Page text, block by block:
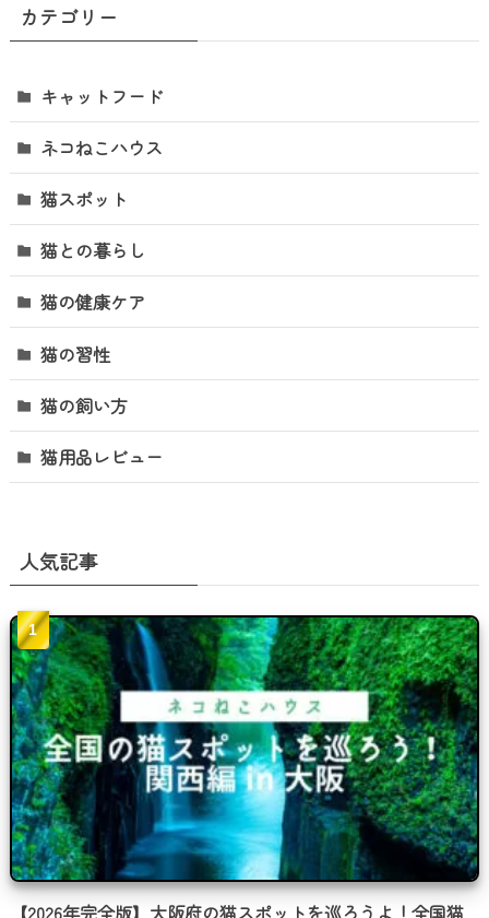
ブ
カテゴリー
キャットフード
ネコねこハウス
猫スポット
猫との暮らし
猫の健康ケア
猫の習性
猫の飼い方
猫用品レビュー
人気記事
【2026年完全版】大阪府の猫スポットを巡ろうよ！全国猫